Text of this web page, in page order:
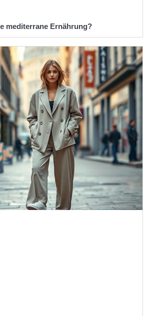
mediterrane Ernährung?